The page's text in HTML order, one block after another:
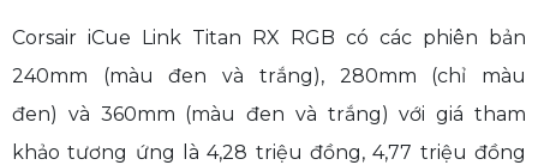
Corsair iCue Link Titan RX RGB có các phiên bản
240mm (màu đen và trắng), 280mm (chỉ màu
đen) và 360mm (màu đen và trắng) với giá tham
khảo tương ứng là 4,28 triệu đồng, 4,77 triệu đồng